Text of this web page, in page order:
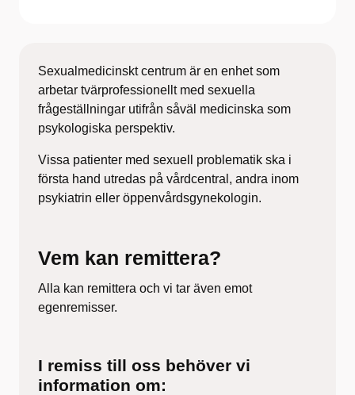
Sexualmedicinskt centrum är en enhet som
arbetar tvärprofessionellt med sexuella
frågeställningar utifrån såväl medicinska som
psykologiska perspektiv.
Vissa patienter med sexuell problematik ska i
första hand utredas på vårdcentral, andra inom
psykiatrin eller öppenvårdsgynekologin.
Vem kan remittera?
Alla kan remittera och vi tar även emot
egenremisser.
I remiss till oss behöver vi
information om: